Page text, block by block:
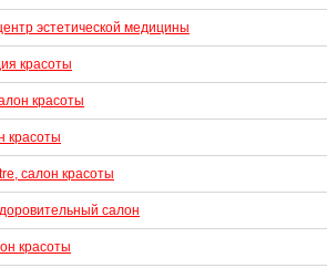
эстетической медицины
красоты
красоты
красоты
салон красоты
салон
красоты